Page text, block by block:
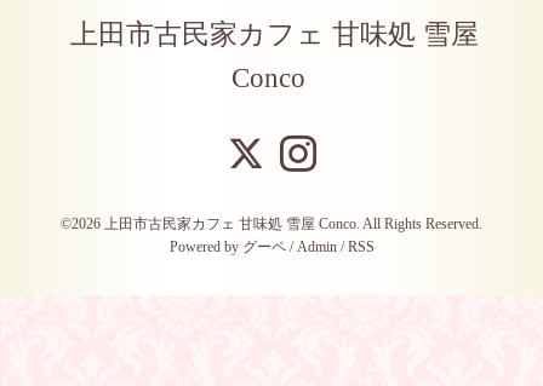
上田市古民家カフェ 甘味処 雪屋
Conco
©2026 上田市古民家カフェ 甘味処 雪屋 Conco. All Rights Reserved.
Powered by グーペ/Admin /RSS